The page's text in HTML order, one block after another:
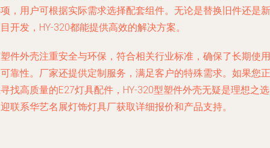
，用户可根据实际需求选择配套组件。无论是替换旧件还是新
开发，HY-320都能提供高效的解决方案。
件外壳注重安全与环保，符合相关行业标准，确保了长期使用
靠性。厂家还提供定制服务，满足客户的特殊需求。如果您正
找高质量的E27灯具配件，HY-320型塑件外壳无疑是理想之
联系华艺名展灯饰灯具厂获取详细报价和产品支持。